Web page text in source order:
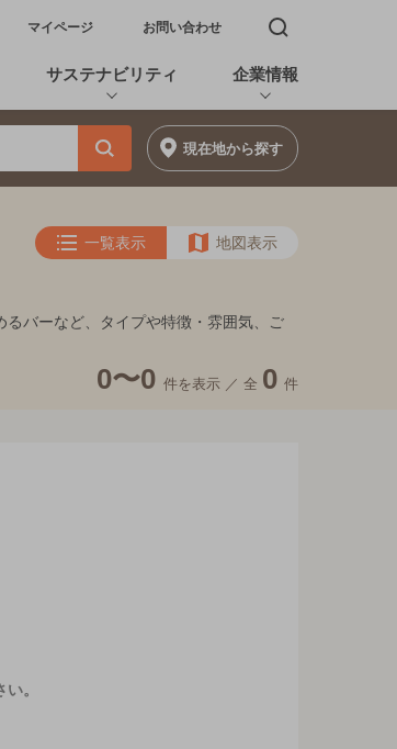
ウィンドウで開く
マイページ お問い合わせ 検索窓を開く
サステナビリティ 企業情報
現在地から探す
一覧表示 地図表示
バーなど、タイプや特徴・雰囲気、ご
0〜0 件を表示 ／ 全 0 件
。